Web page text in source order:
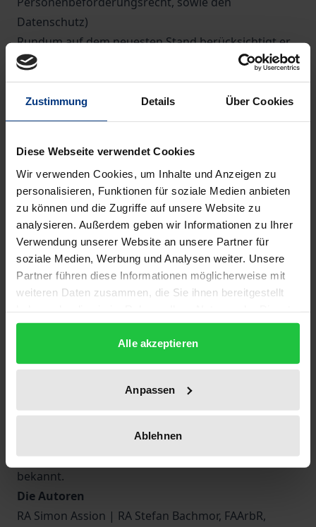
Zustimmung Details Über Cookies
Diese Webseite verwendet Cookies
Wir verwenden Cookies, um Inhalte und Anzeigen zu
personalisieren, Funktionen für soziale Medien anbieten
zu können und die Zugriffe auf unsere Website zu
analysieren. Außerdem geben wir Informationen zu Ihrer
Verwendung unserer Website an unsere Partner für
soziale Medien, Werbung und Analysen weiter. Unsere
Partner führen diese Informationen möglicherweise mit
weiteren Daten zusammen, die Sie ihnen bereitgestellt
gesammelt haben.
Alle akzeptieren
Anpassen
Ablehnen
Datenschutz)
Rundum auf dem neuesten Stand berücksichtigt er
insbesondere
• CarsharingG
• ElektromobilitätsG
• ElektrokleinstfahrzeugeVO.
zu Fahreignung und Begutachtung, Messungen im
Straßenverkehr.
Neu:Einführung in das verwaltungsgerichtliche
Verfahren; zivilrechtliche und verwaltungsrechtliche
Seite des Dieselskandals umfassend in Sonderteilen
bearbeitet.
Bereits berücksichtigt:Vorfassung für einen
Entwurf eines Gesetzes für autonomes Fahren in
, Direktor des
Quarch, sind durch zahlreiche Publikationen und
Vorträge auf Fortbildungsveranstaltungen wie dem
Verkehrsgerichtstag in Goslar, dem ACE-
Verkehrsrechtstag oder den Homburger Tagen
bekannt.
Die Autoren
RA Simon Assion | RA Stefan Bachmor, FAArbR,